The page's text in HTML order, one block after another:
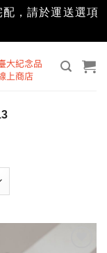
，請於運送選項